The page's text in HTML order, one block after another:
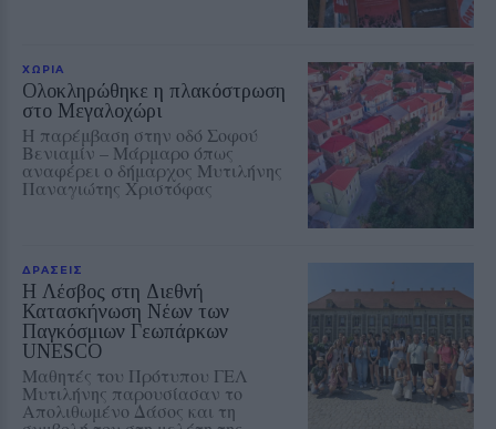
ΧΩΡΙΑ
Ολοκληρώθηκε η πλακόστρωση
στο Μεγαλοχώρι
Η παρέμβαση στην οδό Σοφού
Βενιαμίν – Μάρμαρο όπως
αναφέρει ο δήμαρχος Μυτιλήνης
Παναγιώτης Χριστόφας
ΔΡΑΣΕΙΣ
Η Λέσβος στη Διεθνή
Κατασκήνωση Νέων των
Παγκόσμιων Γεωπάρκων
UNESCO
Μαθητές του Πρότυπου ΓΕΛ
Μυτιλήνης παρουσίασαν το
Απολιθωμένο Δάσος και τη